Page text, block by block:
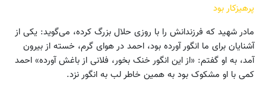
پرهیزکار بود
مادر شهید که فرزندانش را با روزی حلال بزرگ کرده، می‌گوید: یکی از
آشنایان برای ما انگور آورده بود، احمد در هوای گرم، خسته از بیرون
آمد، به او گفتم: «از این انگور خنک بخور، فلانی از باغش آورده» احمد
کمی با او مشکوک بود به همین خاطر لب به انگور نزد.